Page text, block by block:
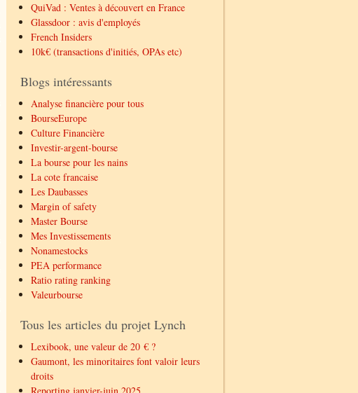
QuiVad : Ventes à découvert en France
Glassdoor : avis d'employés
French Insiders
10k€ (transactions d'initiés, OPAs etc)
Blogs intéressants
Analyse financière pour tous
BourseEurope
Culture Financière
Investir-argent-bourse
La bourse pour les nains
La cote francaise
Les Daubasses
Margin of safety
Master Bourse
Mes Investissements
Nonamestocks
PEA performance
Ratio rating ranking
Valeurbourse
Tous les articles du projet Lynch
Lexibook, une valeur de 20 € ?
Gaumont, les minoritaires font valoir leurs
droits